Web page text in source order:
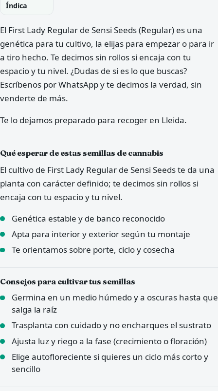
Índica
El First Lady Regular de Sensi Seeds (Regular) es una
genética para tu cultivo, la elijas para empezar o para ir
a tiro hecho. Te decimos sin rollos si encaja con tu
espacio y tu nivel. ¿Dudas de si es lo que buscas?
Escríbenos por WhatsApp y te decimos la verdad, sin
venderte de más.
Te lo dejamos preparado para recoger en Lleida.
Qué esperar de estas semillas de cannabis
El cultivo de First Lady Regular de Sensi Seeds te da una
planta con carácter definido; te decimos sin rollos si
encaja con tu espacio y tu nivel.
Genética estable y de banco reconocido
Apta para interior y exterior según tu montaje
Te orientamos sobre porte, ciclo y cosecha
Consejos para cultivar tus semillas
Germina en un medio húmedo y a oscuras hasta que
salga la raíz
Trasplanta con cuidado y no encharques el sustrato
Ajusta luz y riego a la fase (crecimiento o floración)
Elige autofloreciente si quieres un ciclo más corto y
sencillo